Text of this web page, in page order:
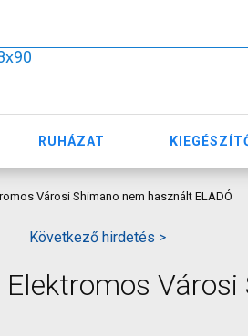
RUHÁZAT
Városi Shimano nem használt ELADÓ
Következő hirdetés >
Elektromos